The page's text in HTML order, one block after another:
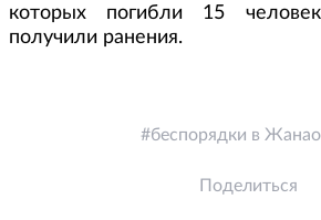
которых погибли 15
получили ранения.
беспорядки в
Поделиться